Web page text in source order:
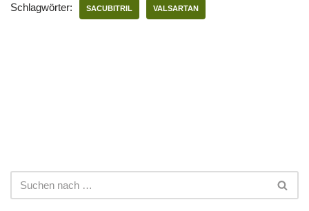
Schlagwörter: SACUBITRIL VALSARTAN